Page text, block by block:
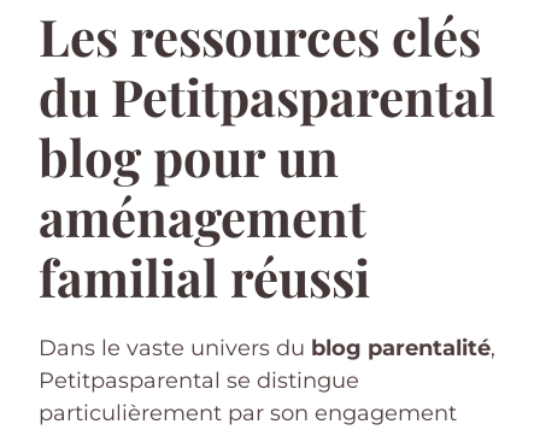
Les ressources clés
du Petitpasparental
blog pour un
aménagement
familial réussi
Dans le vaste univers du blog parentalité,
Petitpasparental se distingue
particulièrement par son engagement